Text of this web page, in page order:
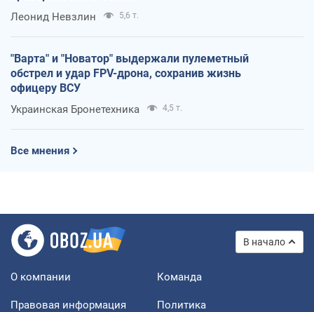
Леонид Невзлин 5,6 т.
"Варта" и "Новатор" выдержали пулеметный
обстрел и удар FPV-дрона, сохранив жизнь
офицеру ВСУ
Украинская Бронетехника 4,5 т.
Все мнения
В начало
О компании Команда
Правовая информация
Политика